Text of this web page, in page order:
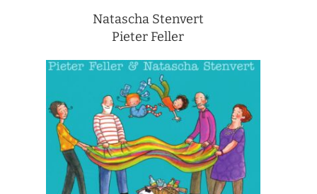
Natascha Stenvert
Pieter Feller